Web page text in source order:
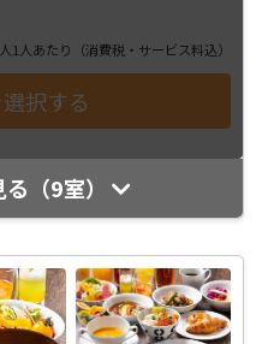
1人あたり （消費税・サービス料込）
（9室）